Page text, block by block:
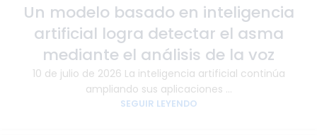
Un modelo basado en inteligencia
artificial logra detectar el asma
mediante el análisis de la voz
10 de julio de 2026 La inteligencia artificial continúa
ampliando sus aplicaciones ...
SEGUIR LEYENDO